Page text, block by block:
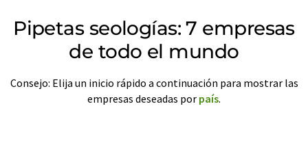
Pipetas seologías: 7 empresas
de todo el mundo
Consejo: Elija un inicio rápido a continuación para mostrar las
empresas deseadas por país.